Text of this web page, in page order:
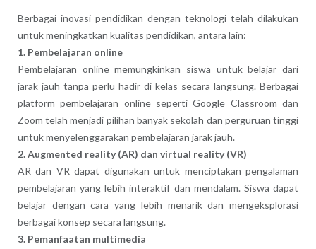
Berbagai inovasi pendidikan dengan teknologi telah dilakukan
untuk meningkatkan kualitas pendidikan, antara lain:
1. Pembelajaran online
Pembelajaran online memungkinkan siswa untuk belajar dari
jarak jauh tanpa perlu hadir di kelas secara langsung. Berbagai
platform pembelajaran online seperti Google Classroom dan
Zoom telah menjadi pilihan banyak sekolah dan perguruan tinggi
untuk menyelenggarakan pembelajaran jarak jauh.
2. Augmented reality (AR) dan virtual reality (VR)
AR dan VR dapat digunakan untuk menciptakan pengalaman
pembelajaran yang lebih interaktif dan mendalam. Siswa dapat
belajar dengan cara yang lebih menarik dan mengeksplorasi
berbagai konsep secara langsung.
3. Pemanfaatan multimedia